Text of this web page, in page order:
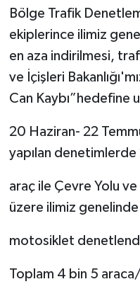
Bölge Trafik
ekiplerince ilimiz
en aza indirilmesi,
ve İçişleri
Can Kaybı”hedefine
20 Haziran- 22
yapılan denetimlerde
araç ile Çevre Yolu
üzere ilimiz
motosiklet
Toplam 4 bin 5